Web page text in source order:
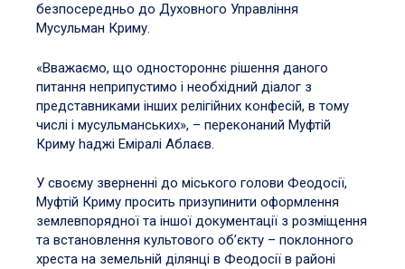
безпосередньо до Духовного Управління
Мусульман Криму.
«Вважаємо, що одностороннє рішення даного
питання неприпустимо і необхідний діалог з
представниками інших релігійних конфесій, в тому
числі і мусульманських», – переконаний Муфтій
Криму hаджі Еміралі Аблаєв.
У своєму зверненні до міського голови Феодосії,
Муфтій Криму просить призупинити оформлення
землевпорядної та іншої документації з розміщення
та встановлення культового об’єкту – поклонного
хреста на земельній ділянці в Феодосії в районі